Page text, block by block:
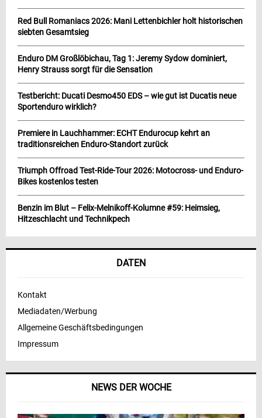
NEWS DER WOCHE
Red Bull Romaniacs 2026: Mani Lettenbichler holt historischen
siebten Gesamtsieg
Enduro DM Großlöbichau, Tag 1: Jeremy Sydow dominiert,
Henry Strauss sorgt für die Sensation
Testbericht: Ducati Desmo450 EDS – wie gut ist Ducatis neue
Sportenduro wirklich?
Premiere in Lauchhammer: ECHT Endurocup kehrt an
traditionsreichen Enduro-Standort zurück
Triumph Offroad Test-Ride-Tour 2026: Motocross- und Enduro-
Bikes kostenlos testen
Benzin im Blut – Felix-Melnikoff-Kolumne #59: Heimsieg,
Hitzeschlacht und Technikpech
DATEN
Kontakt
Mediadaten/Werbung
Allgemeine Geschäftsbedingungen
Impressum